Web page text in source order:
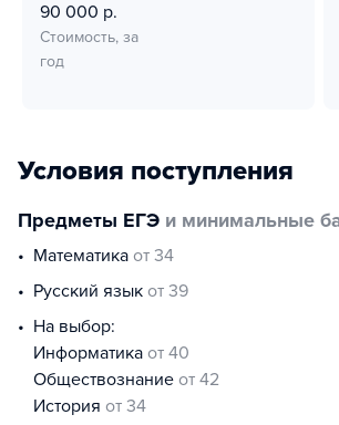
90 000 р.
Стоимость, за
год
Условия поступления
Предметы ЕГЭ и минимальные
математика от 34
русский язык от 39
На выбор:
информатика от 40
обществознание от 42
история от 34